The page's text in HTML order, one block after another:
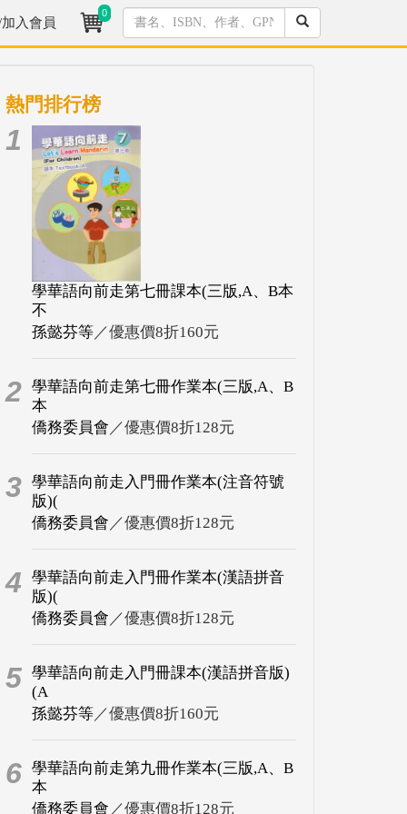
入會員
0
熱門排行榜
1
學華語向前走第七冊課本(三版,A、B本
不
孫懿芬等／優惠價8折160元
2 學華語向前走第七冊作業本(三版,A、B
本
僑務委員會 ／優惠價8折128元
3 學華語向前走入門冊作業本(注音符號
版)(
僑務委員會 ／優惠價8折128元
4
學華語向前走入門冊作業本(漢語拼音
版)(
僑務委員會 ／優惠價8折128元
5 學華語向前走入門冊課本(漢語拼音版)
(A
孫懿芬等／優惠價8折160元
6 學華語向前走第九冊作業本(三版,A、B
本
僑務委員會 ／優惠價8折128元